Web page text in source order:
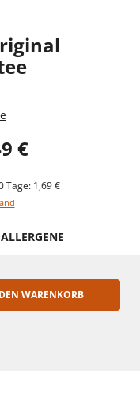
€
Tage: 1,69 €
WARENKORB